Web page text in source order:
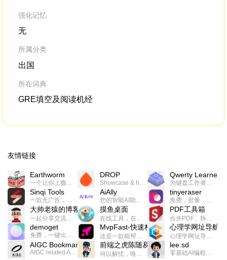
强化记忆
无
所属分类
出国
所在词典
GRE填空及阅读机经
友情链接
Earthworm
一个让你上瘾的英语学习工具，使用 连词成句 、 i + 1 、 以终为始等学习理论来帮助你习得英语，通过不断的重复形成肌肉记忆，最重要的是 游戏化 的形式让学习英语从此不再痛苦
DROP
Showcase & host your work in extraordinary ways.不限速文件分享，托管，建站平台
Qwerty Learner
为键盘工作者设计的单词与肌肉记忆锻炼软件
Sinqi Tools
一款无广告，界面清爽的神奇在线小工具集合，范围包括但不限于：开发，设计，日常生活等
AiAlly
您的智能AI助手解决方案。提供24/7全天候的高效虚拟员工服务，助力个人和组织提升生产力、激发创新潜能。
tinyeraser
免费，批量，快速，一键换背景的桌面软件
大帅老猿的博客
一起分享交流生活学习，出海赚钱，编程技术，远程工作，优秀产品等相关话题。希望大家都能有所收获。
摸鱼桌面
在线工具，在线游戏，电影，小说各种有趣的资源这里都有
PDF工具箱
合并PDF、拆分PDF、旋转PDF、裁剪PDF、转换PDF、加密PDF、解密PDF、PDF加水印等多种PDF处理功能
demoget
免费，一键出成片的录屏Demo软件。支持4K导出，立即下载使用。
MvpFast-快速构建网站应用
这是一款能帮助你快速构建个人网站的应用，使用最新的前端技术栈，集成登录、鉴权、手机、邮箱、数据库、博客、文章、支付等等网站所需要的功能，你只需要花几个小时开发你的核心功能就可以上线，一次购买，永久拥有
心理学网址导航
心理学网址导航(psyhhub.org),着力打造国内心理学资源平台，是一个心理学网址资源大全，提供心理学学习,心理学考研,英语自学,计算机自学等众多学习内容。
AIGC Bookmarks
AIGC related Academy/Project bookmarks . Powered by Notion AI (Claude, ChatGPT).
前端之虎陈随易
何以解忧，唯有代码。不忘初心，方得始终。
lee.sd
零基础AI编程整活儿，跟SimbaLee用AI一起每天写点儿好玩儿的！iSay中每天还会有鲜吐槽、财经快讯、抽奖福利。喜欢就在页面“点赞”，不喜欢可以“点呸”喔！